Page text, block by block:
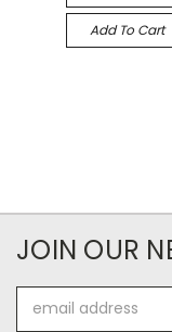
Add To Cart
JOIN OUR
Address